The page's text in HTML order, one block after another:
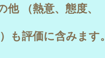
他 （熱意、態度、
も評価に含みます。